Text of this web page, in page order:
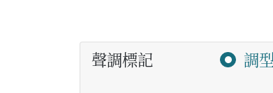
聲調標記 調型